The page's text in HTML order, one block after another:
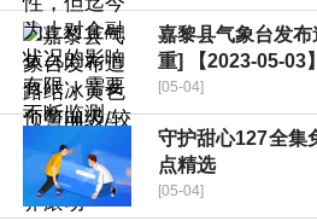
嘉黎县气象台发
重] 【2023-05-03
[05-04]
守护甜心127全集
点精选
[05-04]